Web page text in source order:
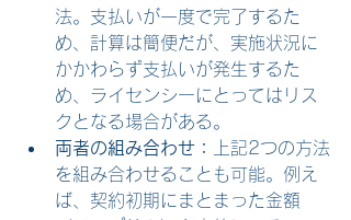
法。支払いが一度で完了するた
め、計算は簡便だが、実施状況に
かかわらず支払いが発生するた
め、ライセンシーにとってはリス
クとなる場合がある。
両者の組み合わせ：
上記2つの方法
を組み合わせることも可能。例え
ば、契約初期にまとまった金額